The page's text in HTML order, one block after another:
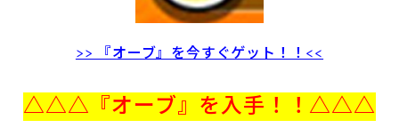
>> 『オーブ』を今すぐゲット！！<<
△△△『オーブ』を入手！！△△△